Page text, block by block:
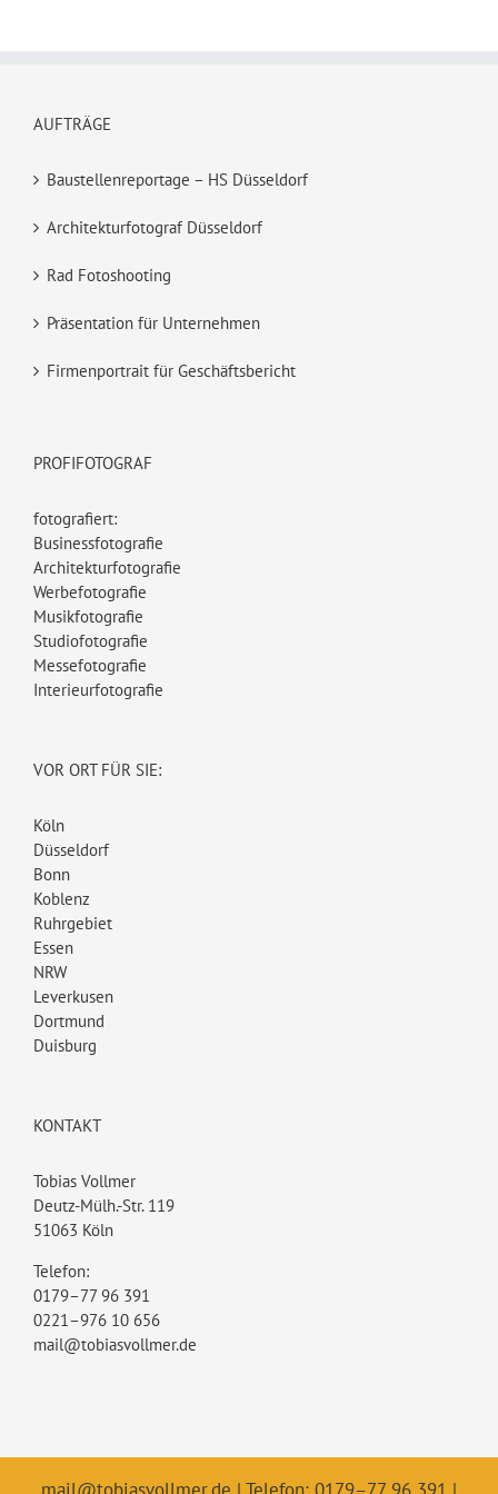
AUFTRÄGE
Baustellenreportage – HS Düsseldorf
Architekturfotograf Düsseldorf
Rad Fotoshooting
Präsentation für Unternehmen
Firmenportrait für Geschäftsbericht
PROFIFOTOGRAF
fotografiert:
Businessfotografie
Architekturfotografie
Werbefotografie
Musikfotografie
Studiofotografie
Messefotografie
Interieurfotografie
VOR ORT FÜR SIE:
Köln
Düsseldorf
Bonn
Koblenz
Ruhrgebiet
Essen
NRW
Leverkusen
Dortmund
Duisburg
KONTAKT
Tobias Vollmer
Deutz-Mülh.-Str. 119
51063 Köln
Telefon:
0179–77 96 391
0221–976 10 656
mail@tobiasvollmer.de